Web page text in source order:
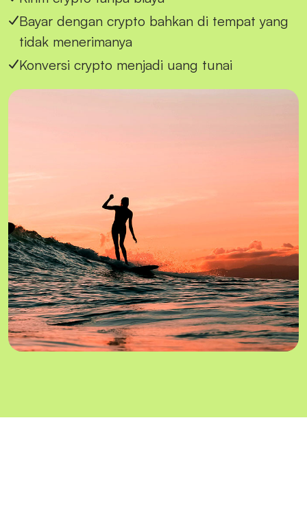
Bayar dengan crypto bahkan di tempat yang
tidak menerimanya
Konversi crypto menjadi uang tunai